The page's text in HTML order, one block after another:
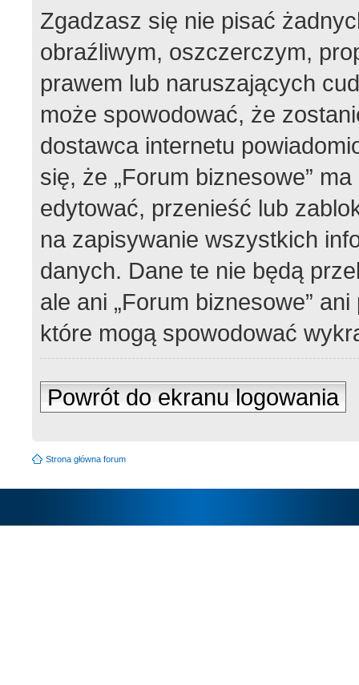
Zgadzasz się nie pisać
obraźliwym, oszczerczym,
prawem lub naruszających
może spowodować, że
dostawca internetu
się, że „Forum biznesowe”
edytować, przenieść lub
na zapisywanie wszystkich
danych. Dane te nie będą
ale ani „Forum biznesowe”
które mogą spowodować
Powrót do ekranu logowania
Strona główna forum